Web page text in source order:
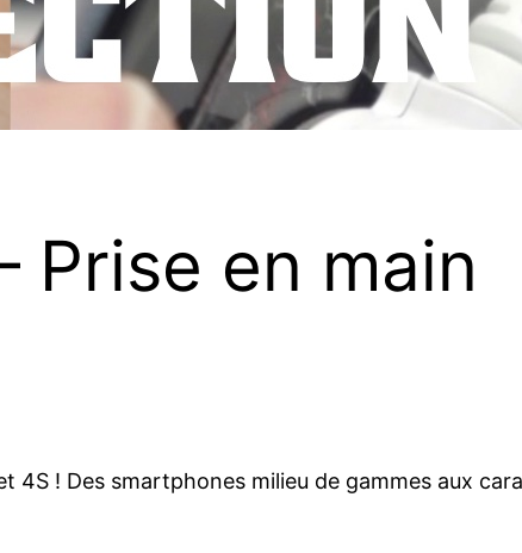
Prise en main
4S ! Des smartphones milieu de gammes aux